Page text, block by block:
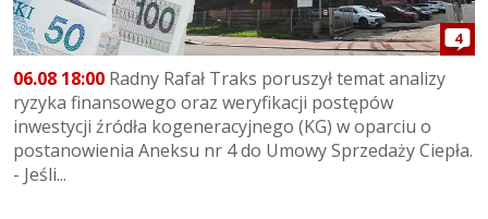
4
06.08 18:00 Radny Rafał Traks poruszył temat analizy
ryzyka finansowego oraz weryfikacji postępów
inwestycji źródła kogeneracyjnego (KG) w oparciu o
postanowienia Aneksu nr 4 do Umowy Sprzedaży Ciepła.
- Jeśli...